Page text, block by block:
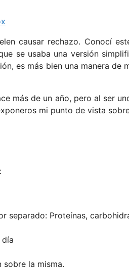
causar rechazo. Conocí
se usaba una versión
es más bien una manera de
más de un año, pero al ser
mi punto de vista
separado: Proteínas,
la misma.